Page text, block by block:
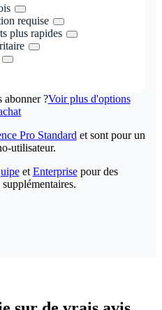
requise
plus rapides
abonner ?Voir plus d'options
Pro Standard et sont pour un
utilisateur.
et Enterprisepour des